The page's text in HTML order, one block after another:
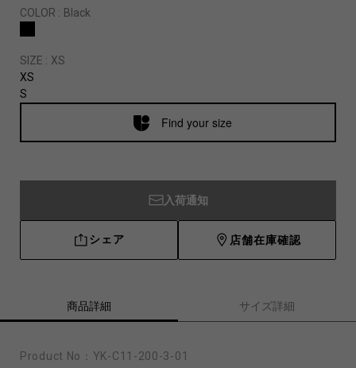
COLOR : Black
SIZE : XS
XS
S
Find your size
入荷通知
シェア 店舗在庫確認
商品詳細 サイズ詳細
Product No： YK-C11-200-3-01